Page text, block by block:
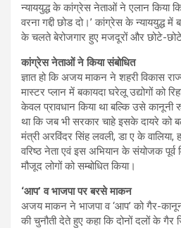
न्याययुद्ध के कांग्रेस नेताओं ने एलान किया
वरना गद्दी छोड दो।’ कांग्रेस के न्याययुद्ध
के चलते बेरोजगार हुए मजदूरों और छोटे-छोटे
कांग्रेस नेताओं ने किया संबोधित
ज्ञात हो कि अजय माकन ने शहरी विकास
मास्टर प्लान में बकायदा घरेलू उद्योगों को
केवल प्रावधान किया था बल्कि उसे
था कि जब भी सरकार चाहे इसके दायरे को
मंत्री अरविंदर सिंह लवली, डा ए के
वरिष्ठ नेता एवं इस अभियान के संयोजक पूर्व
मौजूद लोगों को सम्बोधित किया।
‘आप’ व भाजपा पर बरसे माकन
अजय माकन ने भाजपा व ‘आप’ को गैर-
की चुनौती देते हुए कहा कि दोनों दलों के गैर